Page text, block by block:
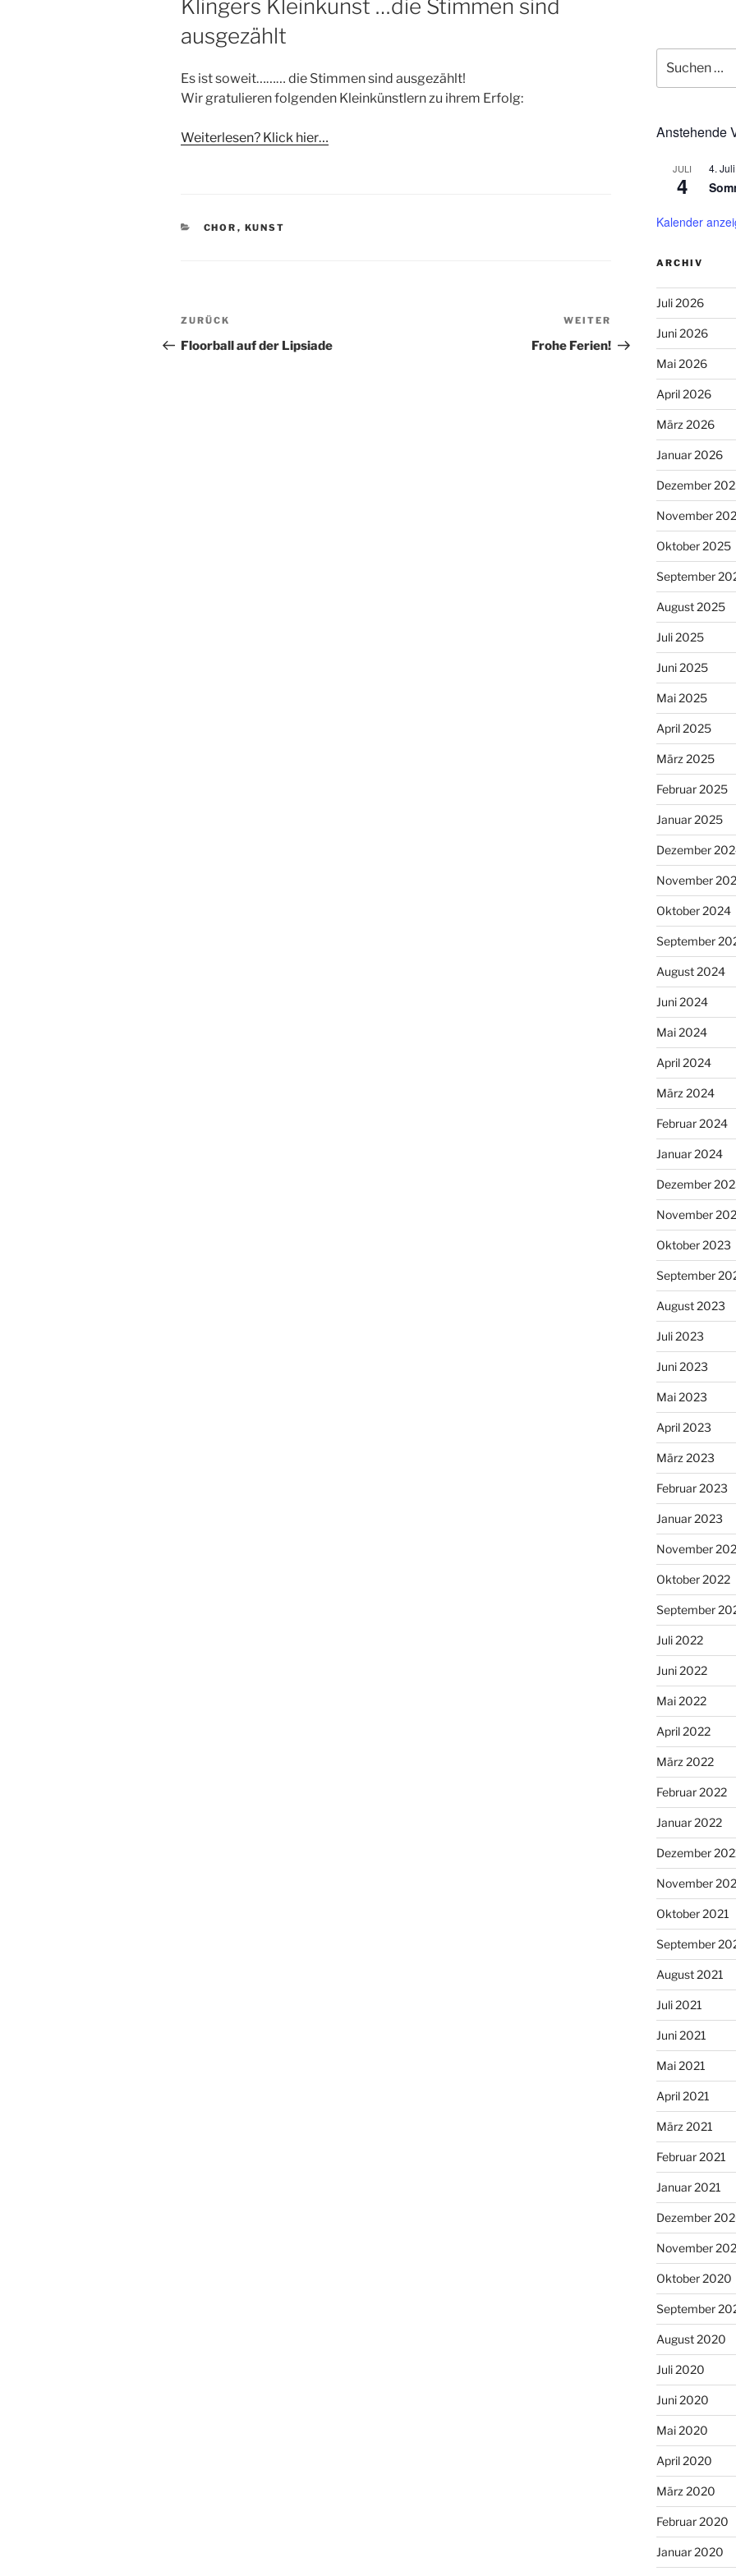
Klingers Kleinkunst …die Stimmen sind
ausgezählt
Es ist soweit……… die Stimmen sind ausgezählt!
Wir gratulieren folgenden Kleinkünstlern zu ihrem Erfolg:
Weiterlesen? Klick hier…
KATEGORIEN
CHOR , KUNST
Beitragsnavigation
Vorheriger
Beitrag
ZURÜCK
Floorball auf der Lipsiade
Nächster
Beitrag
WEITER
Frohe Ferien!
nach:
Anstehende
JULI
4
4. Juli
Kalender
ARCHIV
Juli 2026
Juni 2026
Mai 2026
April 2026
März 2026
Januar 2026
Dezember
November
Oktober 2025
September
August 2025
Juli 2025
Juni 2025
Mai 2025
April 2025
März 2025
Februar 2025
Januar 2025
Dezember
November
Oktober 2024
September
August 2024
Juni 2024
Mai 2024
April 2024
März 2024
Februar 2024
Januar 2024
Dezember
November
Oktober 2023
September
August 2023
Juli 2023
Juni 2023
Mai 2023
April 2023
März 2023
Februar 2023
Januar 2023
November
Oktober 2022
September
Juli 2022
Juni 2022
Mai 2022
April 2022
März 2022
Februar 2022
Januar 2022
Dezember
November
Oktober 2021
September
August 2021
Juli 2021
Juni 2021
Mai 2021
April 2021
März 2021
Februar 2021
Januar 2021
Dezember
November
Oktober 2020
September
August 2020
Juli 2020
Juni 2020
Mai 2020
April 2020
März 2020
Februar 2020
Januar 2020